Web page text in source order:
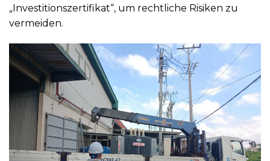
„Investitionszertifikat“, um rechtliche Risiken zu
vermeiden.